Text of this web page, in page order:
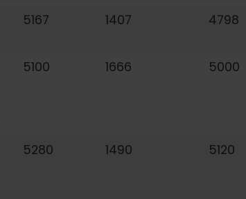
5167 1407 4798
5100 1666 5000
5280 1490 5120